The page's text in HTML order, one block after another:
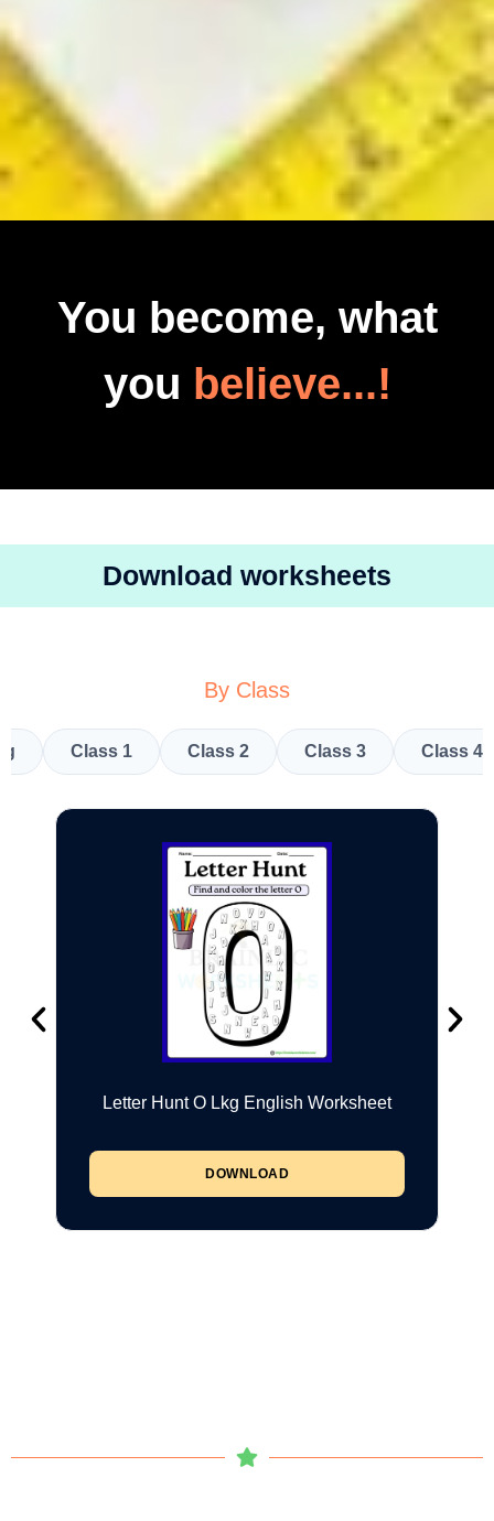
You become, what
you believe...!
Download worksheets
By Class
Class 1 Class 2 Class 3 Class 4
Letter Hunt O Lkg English Worksheet
DOWNLOAD